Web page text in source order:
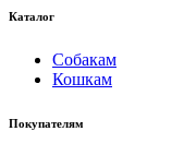
Каталог
Собакам
Кошкам
Покупателям